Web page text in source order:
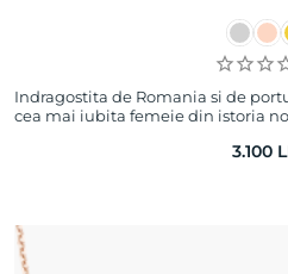
Indragostita de Romania si de
cea mai iubita femeie din istoria
3.100